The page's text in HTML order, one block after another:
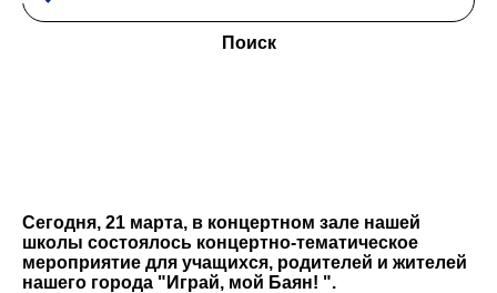
Поиск
Сегодня, 21 марта, в концертном зале нашей
школы состоялось концертно-тематическое
мероприятие для учащихся, родителей и жителей
нашего города "Играй, мой Баян! ".